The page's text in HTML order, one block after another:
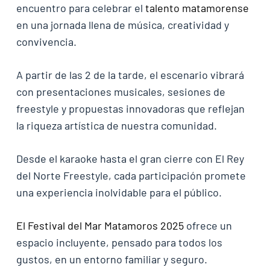
encuentro para celebrar el talento matamorense
en una jornada llena de música, creatividad y
convivencia.
A partir de las 2 de la tarde, el escenario vibrará
con presentaciones musicales, sesiones de
freestyle y propuestas innovadoras que reflejan
la riqueza artística de nuestra comunidad.
Desde el karaoke hasta el gran cierre con El Rey
del Norte Freestyle, cada participación promete
una experiencia inolvidable para el público.
El Festival del Mar Matamoros 2025ofrece un
espacio incluyente, pensado para todos los
gustos, en un entorno familiar y seguro.